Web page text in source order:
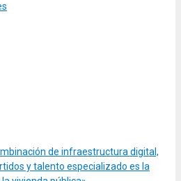
de infraestructura digital,
y talento especializado es la